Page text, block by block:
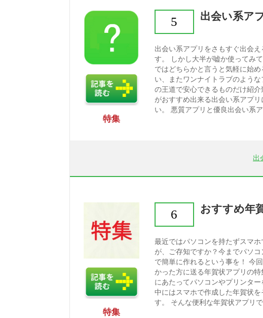
出会い系ア
5
出会い系アプリをさもすぐ出会
す。 しかし大半が嘘か使ってみ
ではどちらかと言うと気軽に始
い、またワンナイトラブのよう
の王道で安心できるものだけ紹
がおすすめ出来る出会い系アプ
い。 悪質アプリと優良出会い系
特集
出
おすすめ年
6
最近ではパソコンを持たずスマ
が、ご存知ですか？今までパソ
で簡単に作れるという事を！ 今
かった方に送る年賀状アプリの
にあたってパソコンやプリンタ
中にはスマホで作成した年賀状
す。 そんな便利な年賀状アプリ
特集